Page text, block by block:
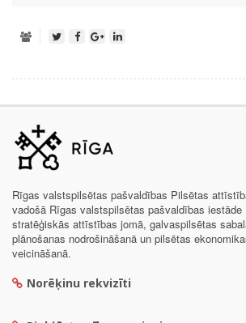
Rīgas valstspilsētas pašvaldības Pilsētas
vadošā Rīgas valstspilsētas pašvaldības iestāde
stratēģiskās attīstības jomā, galvaspilsētas
plānošanas nodrošināšanā un pilsētas
veicināšanā.
Norēķinu rekvizīti